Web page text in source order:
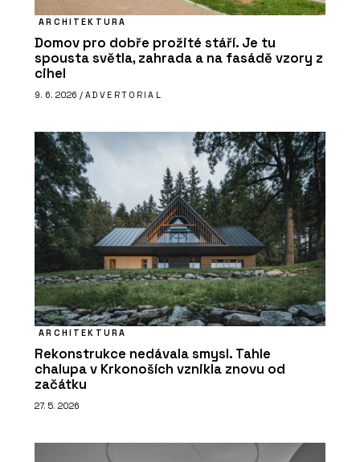
ARCHITEKTURA
Domov pro dobře prožité stáří. Je tu
spousta světla, zahrada a na fasádě vzory z
cihel
9. 6. 2026 / ADVERTORIAL
ARCHITEKTURA
Rekonstrukce nedávala smysl. Tahle
chalupa v Krkonoších vznikla znovu od
začátku
27. 5. 2026